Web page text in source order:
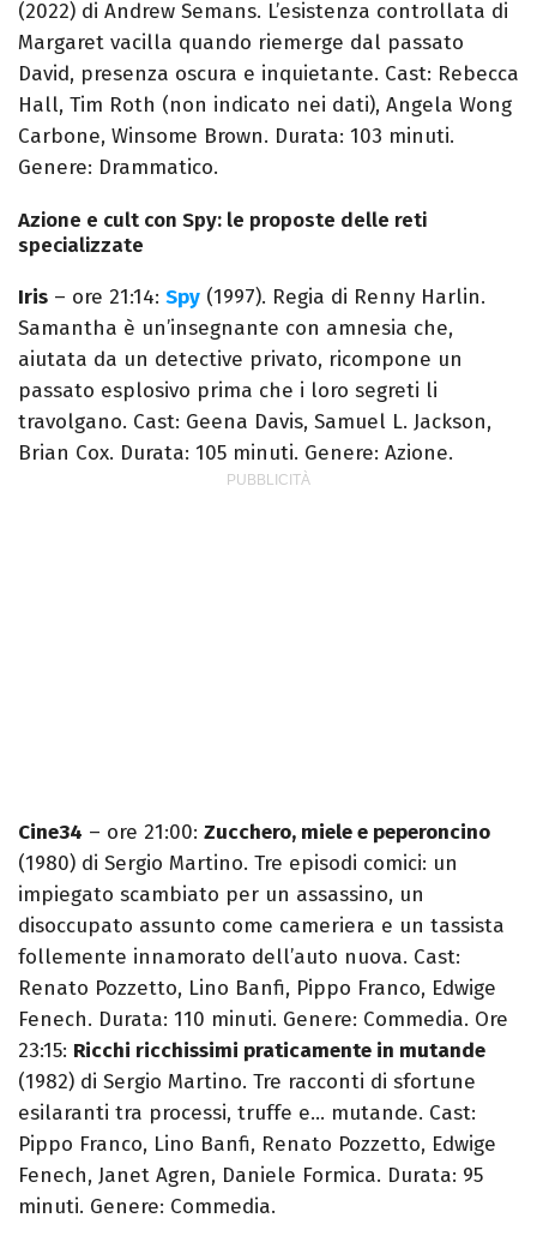
(2022) di Andrew Semans. L’esistenza controllata di
Margaret vacilla quando riemerge dal passato
David, presenza oscura e inquietante. Cast: Rebecca
Hall, Tim Roth (non indicato nei dati), Angela Wong
Carbone, Winsome Brown. Durata: 103 minuti.
Genere: Drammatico.
Azione e cult con Spy: le proposte delle reti
specializzate
Iris – ore 21:14: Spy (1997). Regia di Renny Harlin.
Samantha è un’insegnante con amnesia che,
aiutata da un detective privato, ricompone un
passato esplosivo prima che i loro segreti li
travolgano. Cast: Geena Davis, Samuel L. Jackson,
Brian Cox. Durata: 105 minuti. Genere: Azione.
Cine34 – ore 21:00: Zucchero, miele e peperoncino
(1980) di Sergio Martino. Tre episodi comici: un
impiegato scambiato per un assassino, un
disoccupato assunto come cameriera e un tassista
follemente innamorato dell’auto nuova. Cast:
Renato Pozzetto, Lino Banfi, Pippo Franco, Edwige
Fenech. Durata: 110 minuti. Genere: Commedia. Ore
23:15: Ricchi ricchissimi praticamente in mutande
(1982) di Sergio Martino. Tre racconti di sfortune
esilaranti tra processi, truffe e… mutande. Cast:
Pippo Franco, Lino Banfi, Renato Pozzetto, Edwige
Fenech, Janet Agren, Daniele Formica. Durata: 95
minuti. Genere: Commedia.